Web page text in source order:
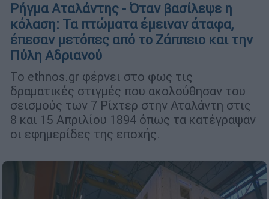
Ρήγμα Αταλάντης - Όταν βασίλεψε η
κόλαση: Τα πτώματα έμειναν άταφα,
έπεσαν μετόπες από το Ζάππειο και την
Πύλη Αδριανού
Το ethnos.gr φέρνει στο φως τις
δραματικές στιγμές που ακολούθησαν του
σεισμούς των 7 Ρίχτερ στην Αταλάντη στις
8 και 15 Απριλίου 1894 όπως τα κατέγραψαν
οι εφημερίδες της εποχής.